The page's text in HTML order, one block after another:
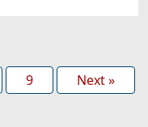
9 Next »